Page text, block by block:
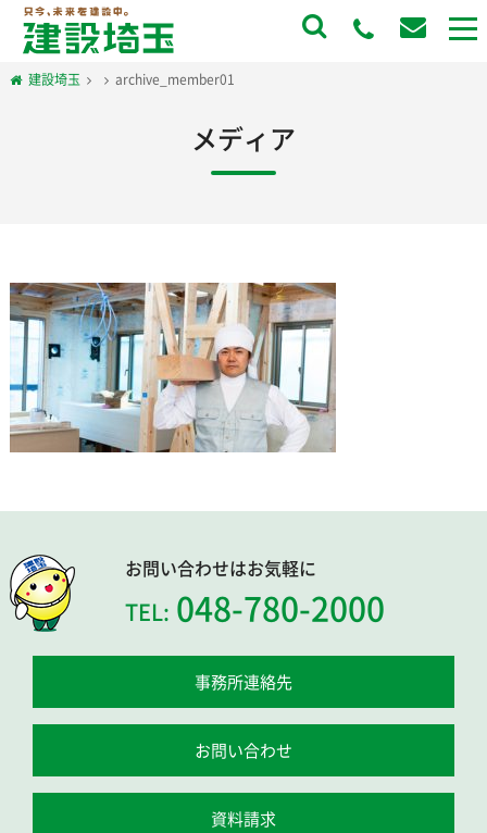
建設埼玉 archive_member01
メディア
お問い合わせはお気軽に
TEL: 048-780-2000
事務所連絡先
お問い合わせ
資料請求